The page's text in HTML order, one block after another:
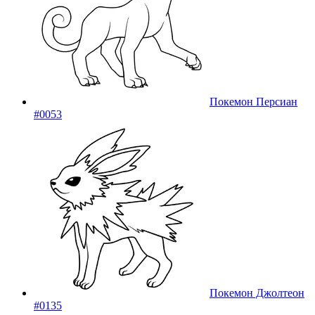
Покемон Персиан
#0053
Покемон Джолтеон
#0135